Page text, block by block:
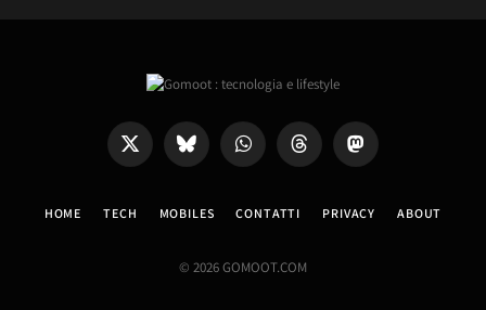
X
(Twitter)
Bluesky WhatsAppThreads Mastodon
HOME TECH MOBILES CONTATTI PRIVACY ABOUT
© 2026 GOMOOT.COM